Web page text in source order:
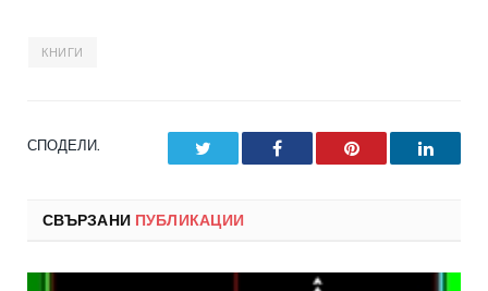
КНИГИ
СПОДЕЛИ. Facebook Pinterest
СВЪРЗАНИ ПУБЛИКАЦИИ